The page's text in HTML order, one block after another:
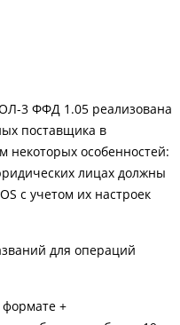
3 ФФД 1.05 реализована
поставщика в
некоторых особенностей:
лицах должны
с учетом их настроек
для операций
формате +